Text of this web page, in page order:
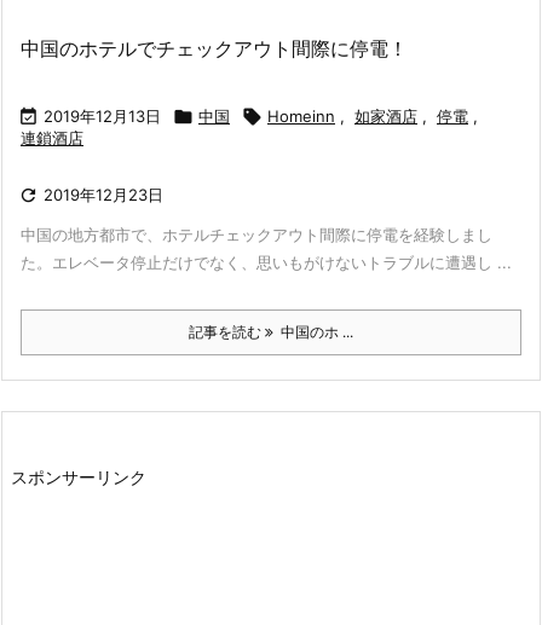
中国のホテルでチェックアウト間際に停電！
 2019年12月13日  中国  Homeinn , 如家酒店 , 停電 ,
連鎖酒店
 2019年12月23日
中国の地方都市で、ホテルチェックアウト間際に停電を経験しまし
た。エレベータ停止だけでなく、思いもがけないトラブルに遭遇し ...
記事を読む 中国のホ ...
スポンサーリンク